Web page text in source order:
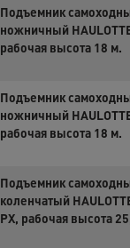
Подъемник
ножничный
рабочая высота 18 м.
Подъемник
ножничный
рабочая высота 18 м.
Подъемник
коленчатый
PX, рабочая высота